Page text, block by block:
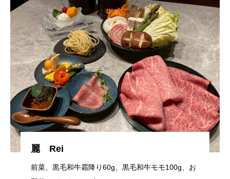
麗 Rei
前菜、黒毛和牛霜降り60g、黒毛和牛モモ100g、お